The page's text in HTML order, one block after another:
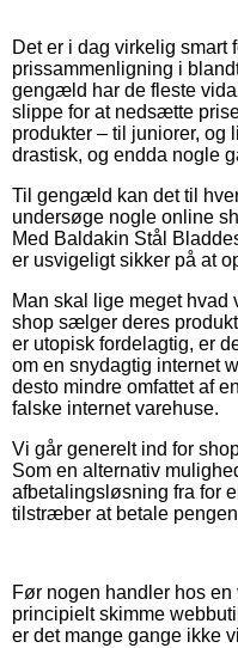
Det er i dag virkelig smart
prissammenligning i
gengæld har de fleste
slippe for at nedsætte
produkter – til juniorer,
drastisk, og endda nogle
Til gengæld kan det til
undersøge nogle online
Med Baldakin Stål
er usvigeligt sikker på at
Man skal lige meget
shop sælger deres
er utopisk fordelagtig, er
om en snydagtig internet
desto mindre omfattet af
falske internet varehuse.
Vi går generelt ind for
Som en alternativ
afbetalingsløsning fra for
tilstræber at betale
Før nogen handler hos
principielt skimme
er det mange gange ikke